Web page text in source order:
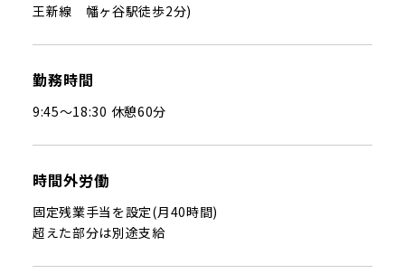
王新線 幡ヶ谷駅徒歩2分)
勤務時間
9:45〜18:30 休憩60分
時間外労働
固定残業手当を設定(月40時間)
超えた部分は別途支給